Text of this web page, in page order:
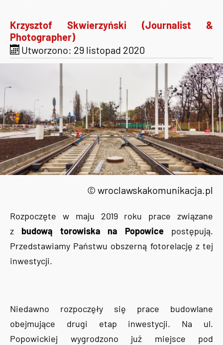
Krzysztof Skwierzyński (Journalist &
Photographer)
Utworzono: 29 listopad 2020
© wroclawskakomunikacja.pl
Rozpoczęte w maju 2019 roku prace związane
z budową torowiska na Popowice postępują.
Przedstawiamy Państwu obszerną fotorelację z tej
inwestycji.
Niedawno rozpoczęły się prace budowlane
obejmujące drugi etap inwestycji. Na ul.
Popowickiej wygrodzono już miejsce pod